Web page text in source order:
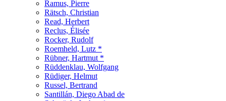
Ramus, Pierre
Rätsch, Christian
Read, Herbert
Reclus, Élisée
Rocker, Rudolf
Roemheld, Lutz *
Rübner, Hartmut *
Rüddenklau, Wolfgang
Rüdiger, Helmut
Russel, Bertrand
Santillán, Diego Abad de